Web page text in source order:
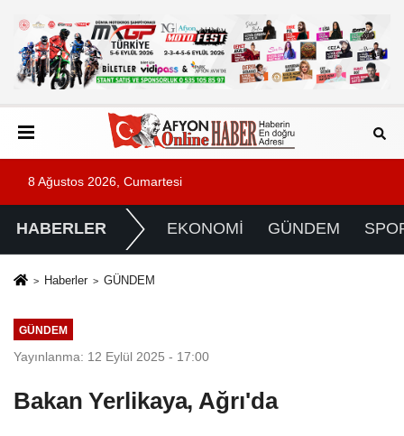
8 Ağustos 2026, Cumartesi
HABERLER EKONOMİ GÜNDEM
Haberler GÜNDEM
GÜNDEM
Yayınlanma: 12 Eylül 2025 - 17:00
Bakan Yerlikaya, Ağrı'da